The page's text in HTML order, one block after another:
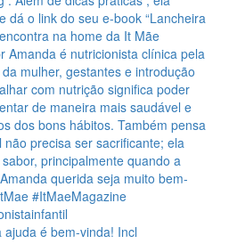
é bem-vinda! Incl